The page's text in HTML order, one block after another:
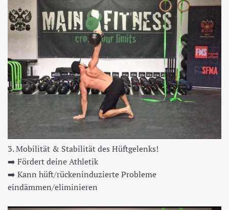
3. Mobilität & Stabilität des Hüftgelenks!
➡️ Fördert deine Athletik
➡️ Kann hüft/rückeninduzierte Probleme
eindämmen/eliminieren